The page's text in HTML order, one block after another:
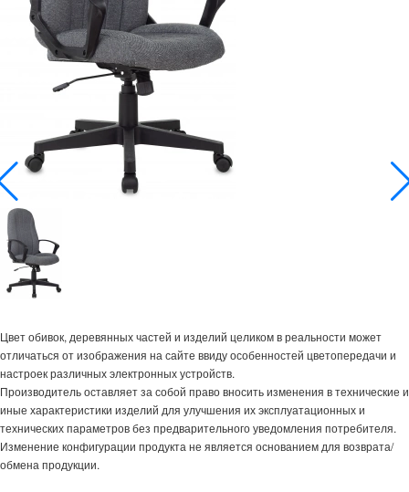
Цвет обивок, деревянных частей и изделий целиком в реальности может
отличаться от изображения на сайте ввиду особенностей цветопередачи и
настроек различных электронных устройств.
Производитель оставляет за собой право вносить изменения в технические и
иные характеристики изделий для улучшения их эксплуатационных и
технических параметров без предварительного уведомления потребителя.
Изменение конфигурации продукта не является основанием для возврата/
обмена продукции.